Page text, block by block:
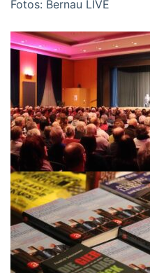
Fotos: Bernau LIVE